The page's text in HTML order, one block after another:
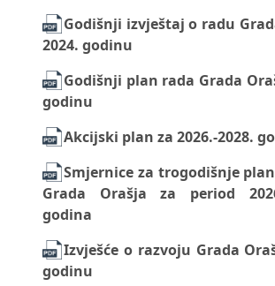
Godišnji izvještaj o radu
2024. godinu
Godišnji plan rada Grada
godinu
Akcijski plan za 2026.-2028.
Smjernice za trogodišnje
Grada Orašja za period
godina
Izvješće o razvoju Grada
godinu